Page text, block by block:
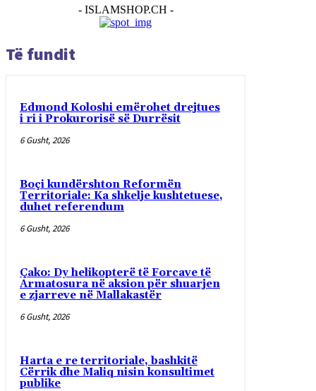
- ISLAMSHOP.CH -
Të fundit
Edmond Koloshi emërohet drejtues
i ri i Prokurorisë së Durrësit
6 Gusht, 2026
Boçi kundërshton Reformën
Territoriale: Ka shkelje kushtetuese,
duhet referendum
6 Gusht, 2026
Çako: Dy helikopterë të Forcave të
Armatosura në aksion për shuarjen
e zjarreve në Mallakastër
6 Gusht, 2026
Harta e re territoriale, bashkitë
Cërrik dhe Maliq nisin konsultimet
publike